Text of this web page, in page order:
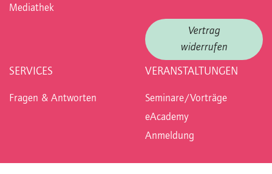
Mediathek
Vertrag
widerrufen
SERVICES
Fragen & Antworten
VERANSTALTUNGEN
Seminare/Vorträge
eAcademy
Anmeldung